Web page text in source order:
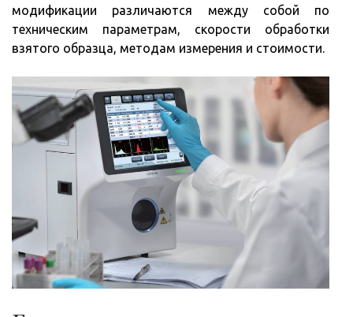
модификации различаются между собой по
техническим параметрам, скорости обработки
взятого образца, методам измерения и стоимости.